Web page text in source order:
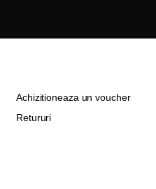
Achizitioneaza un voucher
Retururi